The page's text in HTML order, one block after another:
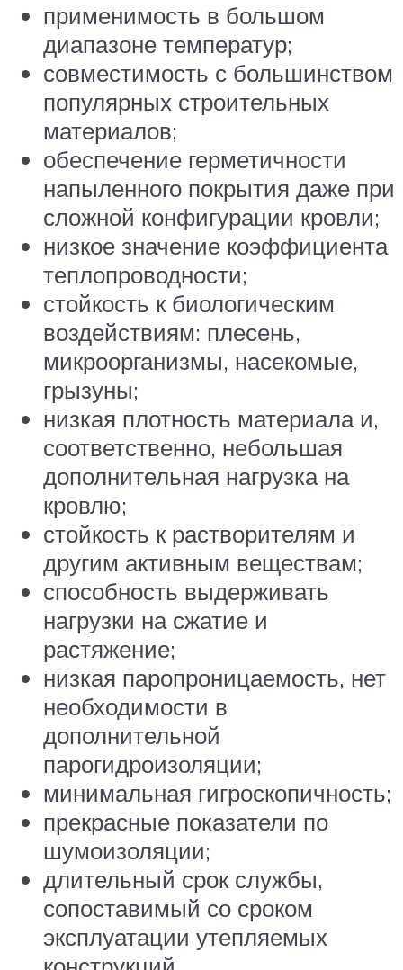
применимость в большом
диапазоне температур;
совместимость с большинством
популярных строительных
материалов;
обеспечение герметичности
напыленного покрытия даже при
сложной конфигурации кровли;
низкое значение коэффициента
теплопроводности;
стойкость к биологическим
воздействиям: плесень,
микроорганизмы, насекомые,
грызуны;
низкая плотность материала и,
соответственно, небольшая
дополнительная нагрузка на
кровлю;
стойкость к растворителям и
другим активным веществам;
способность выдерживать
нагрузки на сжатие и
растяжение;
низкая паропроницаемость, нет
необходимости в
дополнительной
парогидроизоляции;
минимальная гигроскопичность;
прекрасные показатели по
шумоизоляции;
длительный срок службы,
сопоставимый со сроком
эксплуатации утепляемых